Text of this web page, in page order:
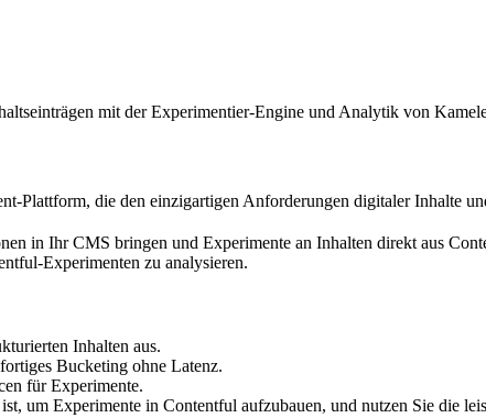
mit der Experimentier-Engine und Analytik von
Plattform, die den einzigartigen Anforderungen digitaler Inhalte
in Ihr CMS bringen und Experimente an Inhalten direkt aus
Experimenten zu analysieren.
Inhalten aus.
Bucketing ohne Latenz.
für Experimente.
um Experimente in Contentful aufzubauen, und nutzen Sie die